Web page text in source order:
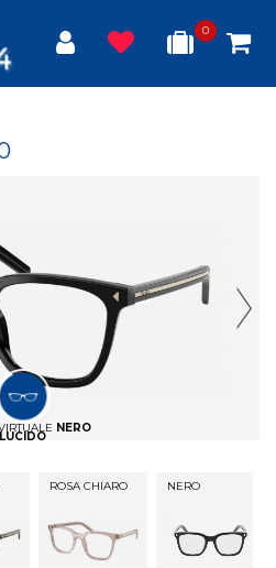
0
NERO
LUCIDO
ROSA CHIARO NERO